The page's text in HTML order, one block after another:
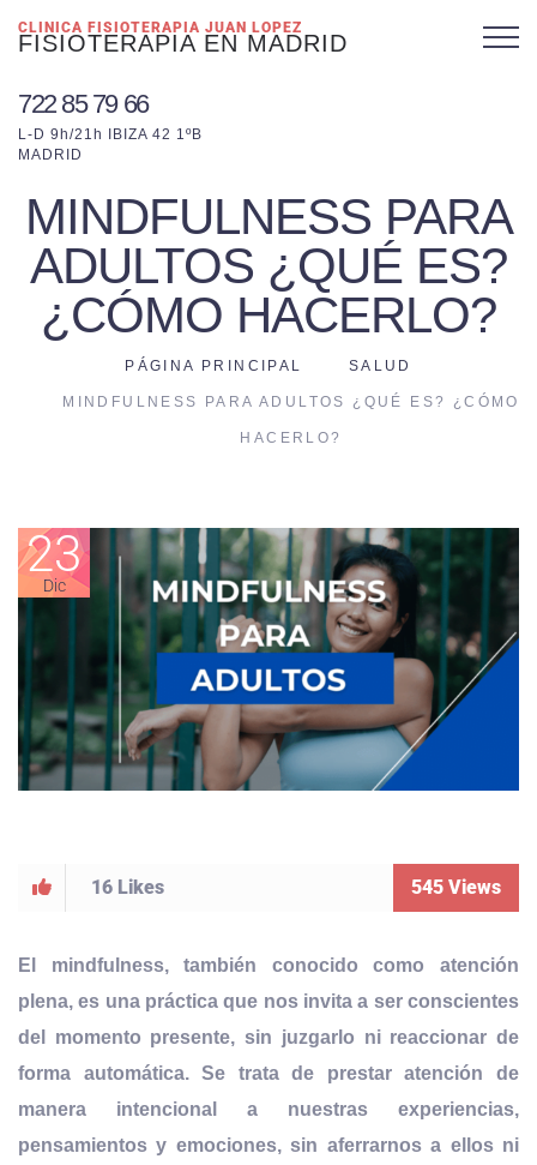
CLINICA FISIOTERAPIA JUAN LOPEZ
FISIOTERAPIA EN MADRID
722 85 79 66
L-D 9h/21h IBIZA 42 1ºB
MADRID
MINDFULNESS PARA
ADULTOS ¿QUÉ ES?
¿CÓMO HACERLO?
PÁGINA PRINCIPAL SALUD
MINDFULNESS PARA ADULTOS ¿QUÉ ES? ¿CÓMO
HACERLO?
23
Dic
16 Likes 545 Views
El mindfulness, también conocido como atención
plena, es una práctica que nos invita a ser conscientes
del momento presente, sin juzgarlo ni reaccionar de
forma automática. Se trata de prestar atención de
manera intencional a nuestras experiencias,
pensamientos y emociones, sin aferrarnos a ellos ni